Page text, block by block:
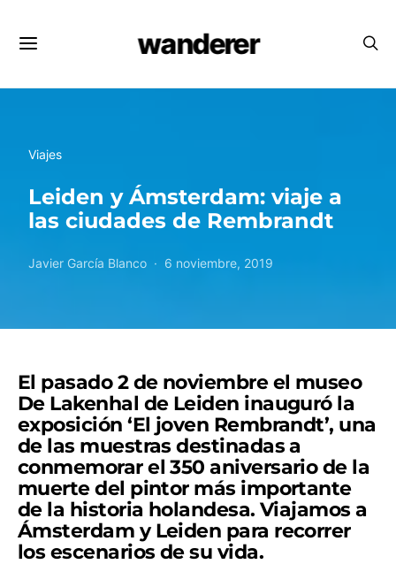
wanderer
Viajes
Leiden y Ámsterdam: viaje a
las ciudades de Rembrandt
Javier García Blanco 6 noviembre, 2019
El pasado 2 de noviembre el museo
De Lakenhal de Leiden inauguró la
exposición‘El joven Rembrandt’, una
de las muestras destinadas a
conmemorar el 350 aniversario de la
muerte del pintor más importante
de la historia holandesa. Viajamos a
Ámsterdam yLeiden para recorrer
los escenarios de su vida.